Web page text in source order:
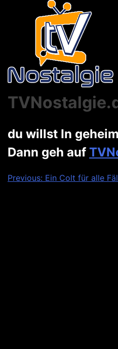
du willst In
Dann geh auf
Previous: Ein Colt für alle